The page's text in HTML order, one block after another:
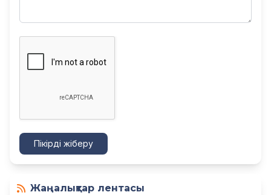
Пікірді жіберу
Жаңалықтар лентасы